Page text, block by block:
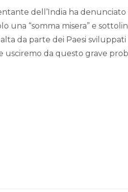
dell’India ha
una “somma misera” e
da parte dei Paesi
usciremo da questo grave